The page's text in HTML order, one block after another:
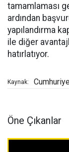
tamamlaması
ardından
yapılandırma
ile diğer
hatırlatıyor.
Kaynak:
Öne Çıkanlar